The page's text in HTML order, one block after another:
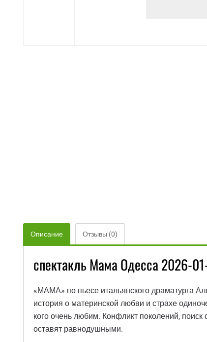
Описание Отзывы (0)
спектакль Мама Одесса 2026-
«МАМА» по пьесе итальянского драматурга
история о материнской любви и страхе
кого очень любим. Конфликт поколений,
оставят равнодушными.